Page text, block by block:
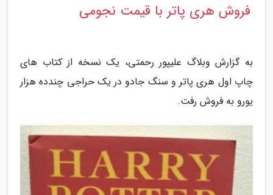
فروش هری پاتر با قیمت نجومی
به گزارش وبلاگ علیپور رحمتی، یک نسخه از کتاب های
چاپ اول هری پاتر و سنگ جادو در یک حراجی چندده هزار
یورو به فروش رفت.